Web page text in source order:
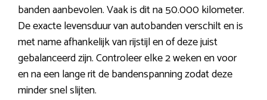
banden aanbevolen. Vaak is dit na 50.000 kilometer.
De exacte levensduur van autobanden verschilt en is
met name afhankelijk van rijstijl en of deze juist
gebalanceerd zijn. Controleer elke 2 weken en voor
en na een lange rit de bandenspanning zodat deze
minder snel slijten.